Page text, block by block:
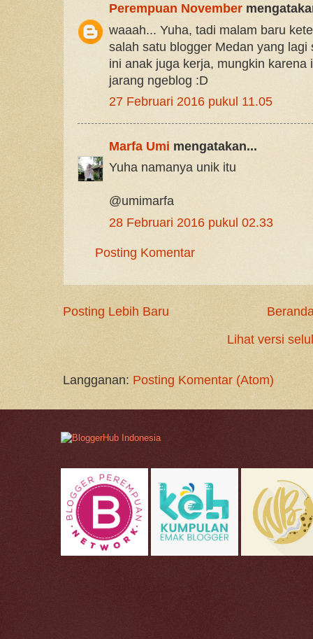
Perempuan November
waaah... Yuha, tadi malam baru
salah satu blogger Medan yang lagi
ini anak juga kerja, mungkin karena
jarang ngeblog :D
27 Februari 2016 pukul 11.05
Marfa Umi mengatakan...
Yuha namanya unik itu
@umimarfa
28 Februari 2016 pukul 02.33
Posting Komentar
Posting Lebih Baru
Lihat versi
Langganan: Posting Komentar (Atom)